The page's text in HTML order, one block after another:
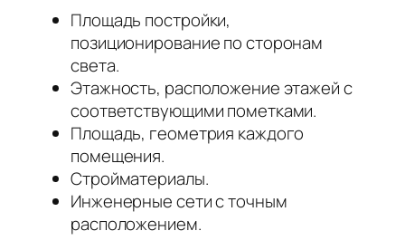
Площадь постройки,
позиционирование по сторонам
света.
Этажность, расположение этажей с
соответствующими пометками.
Площадь, геометрия каждого
помещения.
Стройматериалы.
Инженерные сети с точным
расположением.